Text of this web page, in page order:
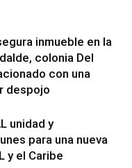
inmueble en la
colonia Del
con una
despojo
unidad y
para una nueva
y el Caribe